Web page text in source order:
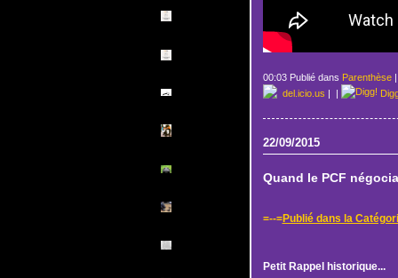
00:03 Publié dans Parenthèse
del.icio.us | |
22/09/2015
Quand le PCF
=--=Publié dans la
Petit Rappel historique...